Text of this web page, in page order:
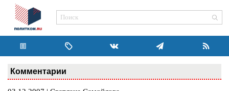
Комментарии